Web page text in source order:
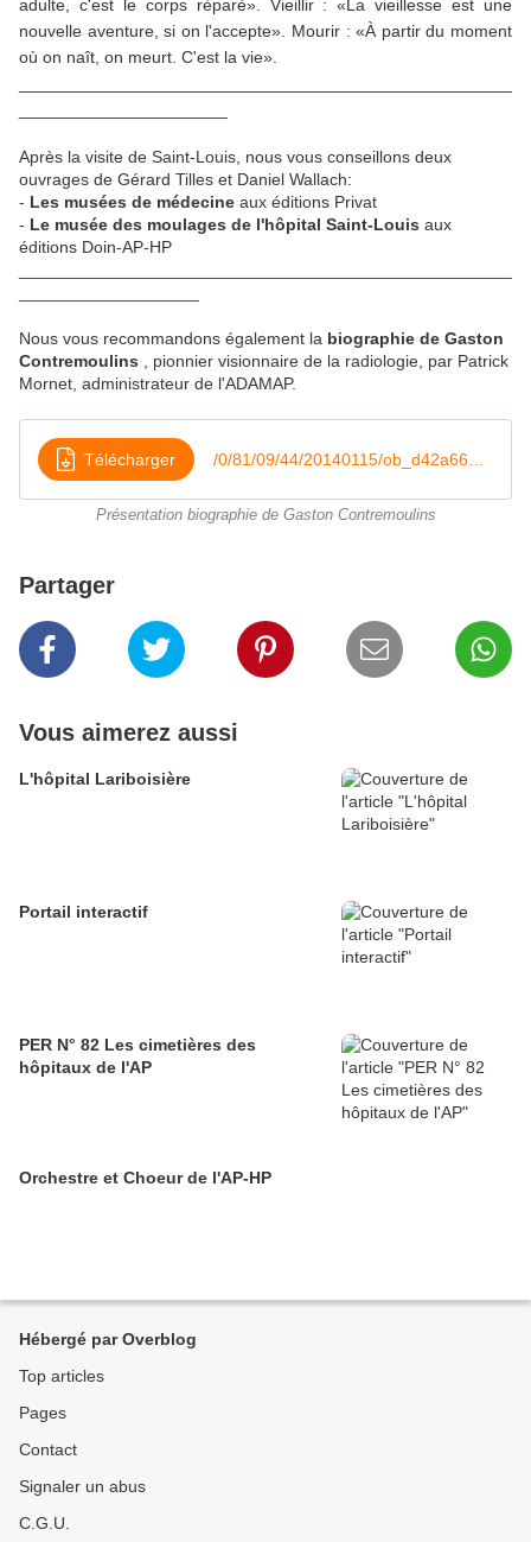
adulte, c'est le corps réparé». Vieillir : «La vieillesse est une
nouvelle aventure, si on l'accepte». Mourir : «À partir du moment
où on naît, on meurt. C'est la vie».
Après la visite de Saint-Louis, nous vous conseillons deux
ouvrages de Gérard Tilles et Daniel Wallach:
- Les musées de médecine aux éditions Privat
- Le musée des moulages de l'hôpital Saint-Louis ​ aux
éditions Doin-AP-HP
Nous vous recommandons également la biographie de Gaston
Contremoulins , pionnier visionnaire de la radiologie, par Patrick
Mornet, administrateur de l'ADAMAP.
Télécharger
Présentation biographie de Gaston Contremoulins
Partager
Vous aimerez aussi
L'hôpital Lariboisière
Portail interactif
PER N° 82 Les cimetières des
hôpitaux de l'AP
Orchestre et Choeur de l'AP-HP
Hébergé par Overblog
Top articles
Pages
Contact
Signaler un abus
C.G.U.